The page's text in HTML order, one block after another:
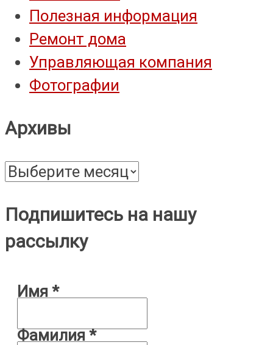
Полезная информация
Ремонт дома
Управляющая компания
Фотографии
Архивы
Архивы
Подпишитесь на нашу
рассылку
Имя *
Фамилия*